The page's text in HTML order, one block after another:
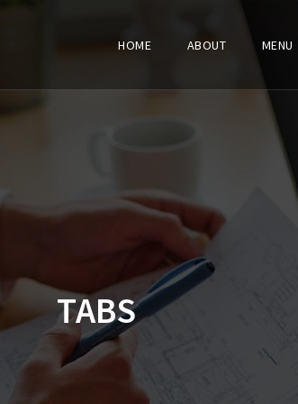
HOME ABOUT MENU
TABS